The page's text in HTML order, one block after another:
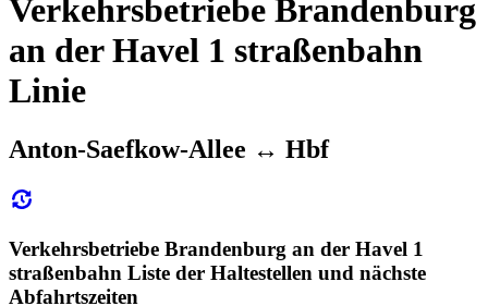
Verkehrsbetriebe Brandenburg
an der Havel 1 straßenbahn
Linie
Anton-Saefkow-Allee ↔︎ Hbf
Verkehrsbetriebe Brandenburg an der Havel 1
straßenbahn Liste der Haltestellen und nächste
Abfahrtszeiten